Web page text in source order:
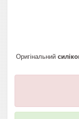
Оригінальний